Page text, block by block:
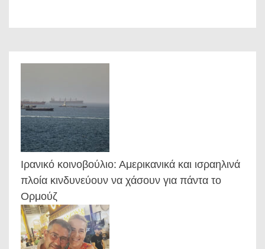
Ιρανικό κοινοβούλιο: Αμερικανικά και ισραηλινά
πλοία κινδυνεύουν να χάσουν για πάντα το
Ορμούζ